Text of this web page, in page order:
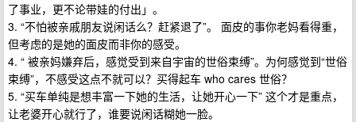
了事业，更不论带娃的付出」。
3. “不怕被亲戚朋友说闲话么？赶紧退了”。 面皮的事你老妈看得重，
但考虑的是她的面皮而非你的感受。
4. “ 被亲妈嫌弃后，感觉受到来自宇宙的世俗束缚”。为何感觉到“世俗
束缚”，不感受这点不就可以？买得起车 who cares 世俗？
5. “买车单纯是想丰富一下她的生活，让她开心一下” 这个才是重点，
让老婆开心就行了，谁要说闲话糊她一脸。